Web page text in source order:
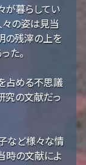
が暮らしてい
々の姿は見当
の残滓の上を
た。
占める不思議
究の文献だっ
など様々な情
時の文献によ